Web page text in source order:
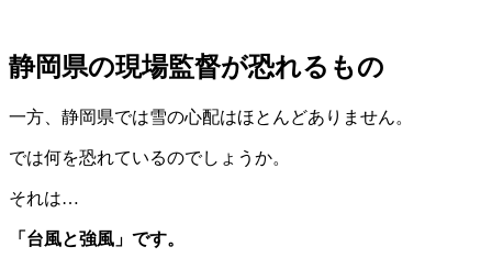
静岡県の現場監督が恐れるもの
一方、静岡県では雪の心配はほとんどありません。
では何を恐れているのでしょうか。
それは…
「台風と強風」です。